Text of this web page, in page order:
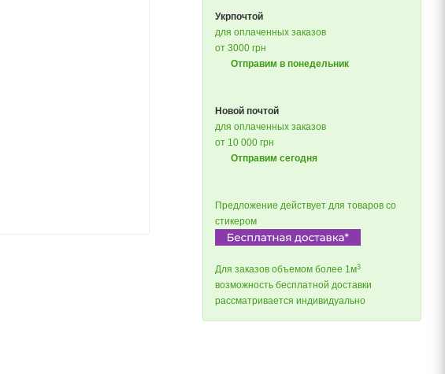
Укрпочтой
для оплаченных заказов
от 3000 грн
Отправим в понедельник
Новой почтой
для оплаченных заказов
от 10 000 грн
Отправим сегодня
Предложение действует для товаров со
стикером
Для заказов объемом более 1м3
возможность бесплатной доставки
рассматривается индивидуально